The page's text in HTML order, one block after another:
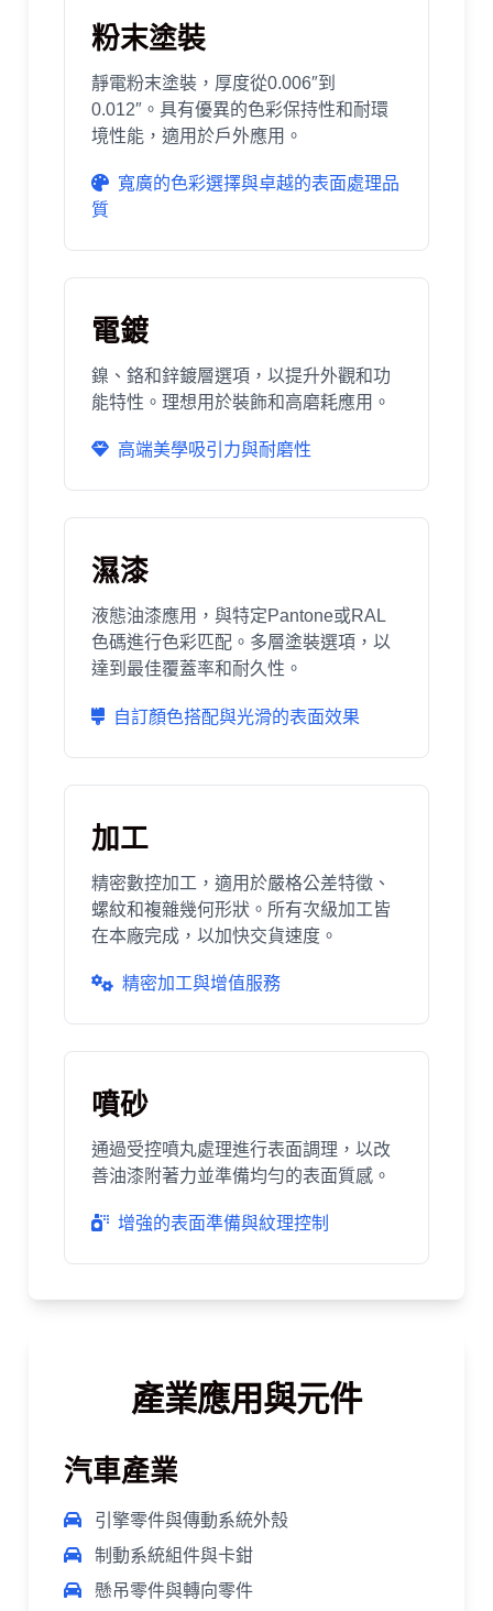
粉末塗裝
靜電粉末塗裝，厚度從0.006″到
0.012″。具有優異的色彩保持性和耐環
境性能，適用於戶外應用。
寬廣的色彩選擇與卓越的表面處理品
質
電鍍
鎳、鉻和鋅鍍層選項，以提升外觀和功
能特性。理想用於裝飾和高磨耗應用。
高端美學吸引力與耐磨性
濕漆
液態油漆應用，與特定Pantone或RAL
色碼進行色彩匹配。多層塗裝選項，以
達到最佳覆蓋率和耐久性。
自訂顏色搭配與光滑的表面效果
加工
精密數控加工，適用於嚴格公差特徵、
螺紋和複雜幾何形狀。所有次級加工皆
在本廠完成，以加快交貨速度。
精密加工與增值服務
噴砂
通過受控噴丸處理進行表面調理，以改
善油漆附著力並準備均勻的表面質感。
增強的表面準備與紋理控制
產業應用與元件
汽車產業
引擎零件與傳動系統外殼
制動系統組件與卡鉗
懸吊零件與轉向零件